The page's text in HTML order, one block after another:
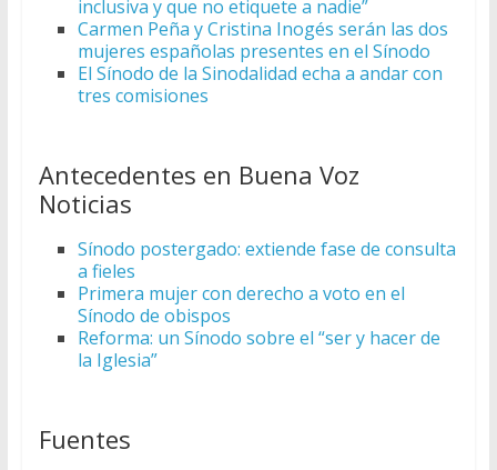
inclusiva y que no etiquete a nadie”
Carmen Peña y Cristina Inogés serán las dos
mujeres españolas presentes en el Sínodo
El Sínodo de la Sinodalidad echa a andar con
tres comisiones
Antecedentes en Buena Voz
Noticias
Sínodo postergado: extiende fase de consulta
a fieles
Primera mujer con derecho a voto en el
Sínodo de obispos
Reforma: un Sínodo sobre el “ser y hacer de
la Iglesia”
Fuentes